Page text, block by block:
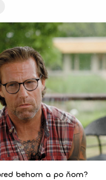
behom a po ňom?